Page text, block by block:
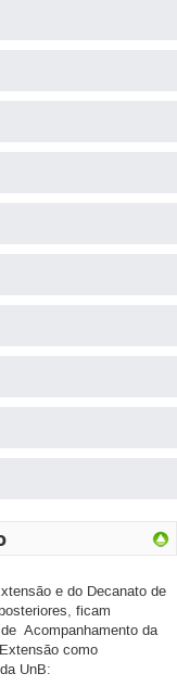
e do Decanato de
ficam
Acompanhamento da
como
UnB: